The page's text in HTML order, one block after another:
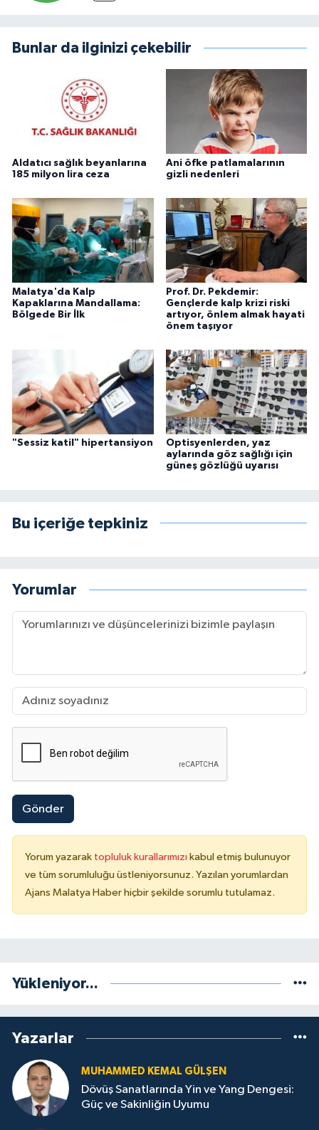
Bunlar da ilginizi çekebilir
Aldatıcı sağlık beyanlarına
185 milyon lira ceza
Ani öfke patlamalarının
gizli nedenleri
Malatya'da Kalp
Kapaklarına Mandallama:
Bölgede Bir İlk
Prof. Dr. Pekdemir:
Gençlerde kalp krizi riski
artıyor, önlem almak hayati
önem taşıyor
"Sessiz katil" hipertansiyon
Optisyenlerden, yaz
aylarında göz sağlığı için
güneş gözlüğü uyarısı
Bu içeriğe tepkiniz
Yorumlar
Gönder
Yorum yazarak topluluk kurallarımızı kabul etmiş bulunuyor
ve tüm sorumluluğu üstleniyorsunuz. Yazılan yorumlardan
Ajans Malatya Haber hiçbir şekilde sorumlu tutulamaz.
Yükleniyor...
Yazarlar
MUHAMMED KEMAL GÜLŞEN
Dövüş Sanatlarında Yin ve Yang Dengesi:
Güç ve Sakinliğin Uyumu